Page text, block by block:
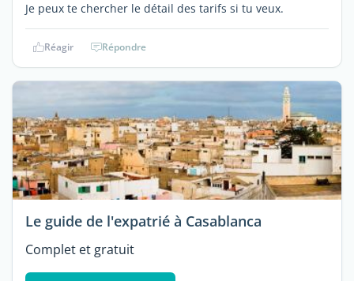
Je peux te chercher le détail des tarifs si tu veux.
Réagir Répondre
Le guide de l'expatrié à Casablanca
Complet et gratuit